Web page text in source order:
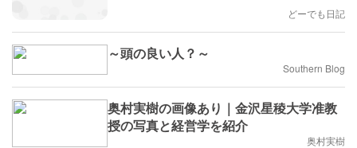
どーでも日記
～頭の良い人？～
Southern Blog
奥村実樹の画像あり｜金沢星稜大学准教
授の写真と経営学を紹介
奥村実樹